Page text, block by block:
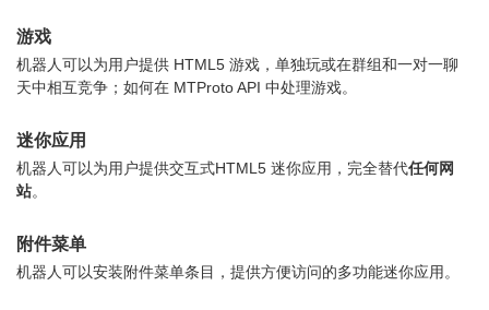
游戏
机器人可以为用户提供 HTML5 游戏，单独玩或在群组和一对一聊
天中相互竞争；如何在 MTProto API 中处理游戏。
迷你应用
机器人可以为用户提供交互式HTML5 迷你应用，完全替代任何网
站。
附件菜单
机器人可以安装附件菜单条目，提供方便访问的多功能迷你应用。